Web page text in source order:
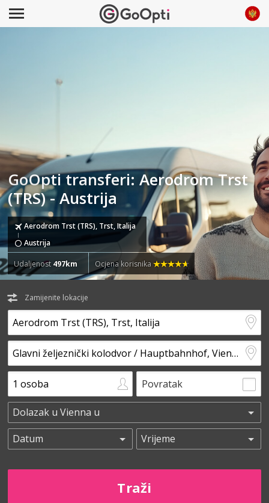
GoOpti transferi: Aerodrom Trst
(TRS) - Austrija
Aerodrom Trst (TRS), Trst, Italija
Austrija
Udaljenost 497km Ocjena korisnika
Zamijenite lokacije
Povratak